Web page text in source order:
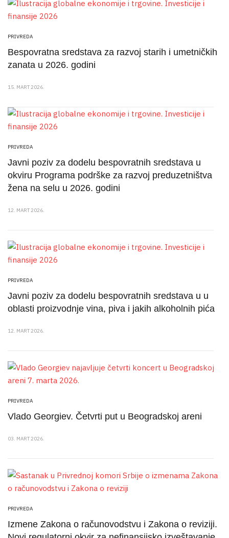
PRIVREDA
Bespovratna sredstava za razvoj starih i umetničkih
zanata u 2026. godini
15. MART 2026.
PRIVREDA
Javni poziv za dodelu bespovratnih sredstava u
okviru Programa podrške za razvoj preduzetništva
žena na selu u 2026. godini
12. MART 2026.
PRIVREDA
Javni poziv za dodelu bespovratnih sredstava u u
oblasti proizvodnje vina, piva i jakih alkoholnih pića
12. MART 2026.
PRIVREDA
Vlado Georgiev. Četvrti put u Beogradskoj areni
03. MART 2026.
PRIVREDA
Izmene Zakona o računovodstvu i Zakona o reviziji.